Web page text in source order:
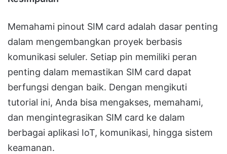
Memahami pinout SIM card adalah dasar penting
dalam mengembangkan proyek berbasis
komunikasi seluler. Setiap pin memiliki peran
penting dalam memastikan SIM card dapat
berfungsi dengan baik. Dengan mengikuti
tutorial ini, Anda bisa mengakses, memahami,
dan mengintegrasikan SIM card ke dalam
berbagai aplikasi IoT, komunikasi, hingga sistem
keamanan.